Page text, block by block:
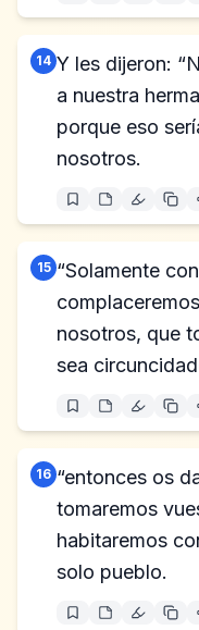
14 Y les dijeron:
a nuestra
porque eso
nosotros.
15 “Solamente
nosotros, que
sea
16 “entonces os
tomaremos
habitaremos
solo pueblo.